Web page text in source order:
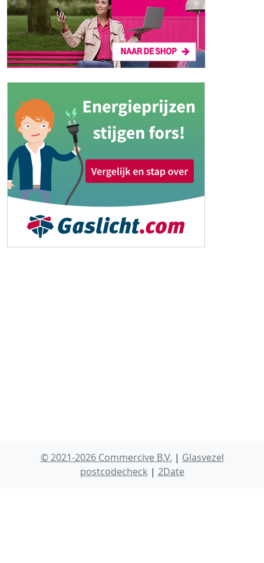
© 2021-2026 Commercive B.V. | Glasvezel
postcodecheck | 2Date